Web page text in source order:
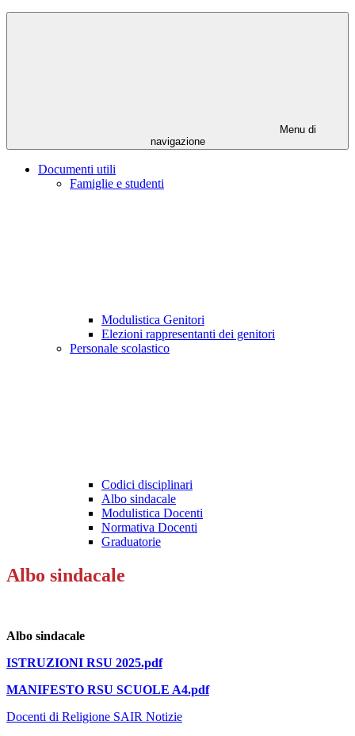
Menu di
navigazione
Documenti utili
Famiglie e studenti
Modulistica Genitori
Elezioni rappresentanti dei genitori
Personale scolastico
Codici disciplinari
Albo sindacale
Modulistica Docenti
Normativa Docenti
Graduatorie
Albo sindacale
Albo sindacale
ISTRUZIONI RSU 2025.pdf
MANIFESTO RSU SCUOLE A4.pdf
Docenti di Religione SAIR Notizie